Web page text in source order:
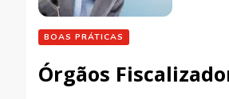
BOAS PRÁTICAS
Órgãos